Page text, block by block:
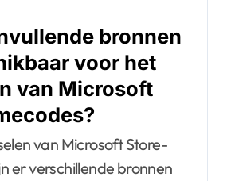
bronnen
voor het
van Microsoft
van Microsoft Store-
er verschillende bronnen